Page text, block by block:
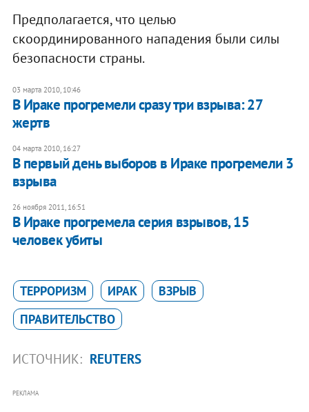
Предполагается, что целью
скоординированного нападения были силы
безопасности страны.
03 марта 2010, 10:46
В Ираке прогремели сразу три взрыва: 27
жертв
04 марта 2010, 16:27
В первый день выборов в Ираке прогремели 3
взрыва
26 ноября 2011, 16:51
В Ираке прогремела серия взрывов, 15
человек убиты
ТЕРРОРИЗМ ИРАК
ВЗРЫВ
ПРАВИТЕЛЬСТВО
ИСТОЧНИК: REUTERS
РЕКЛАМА